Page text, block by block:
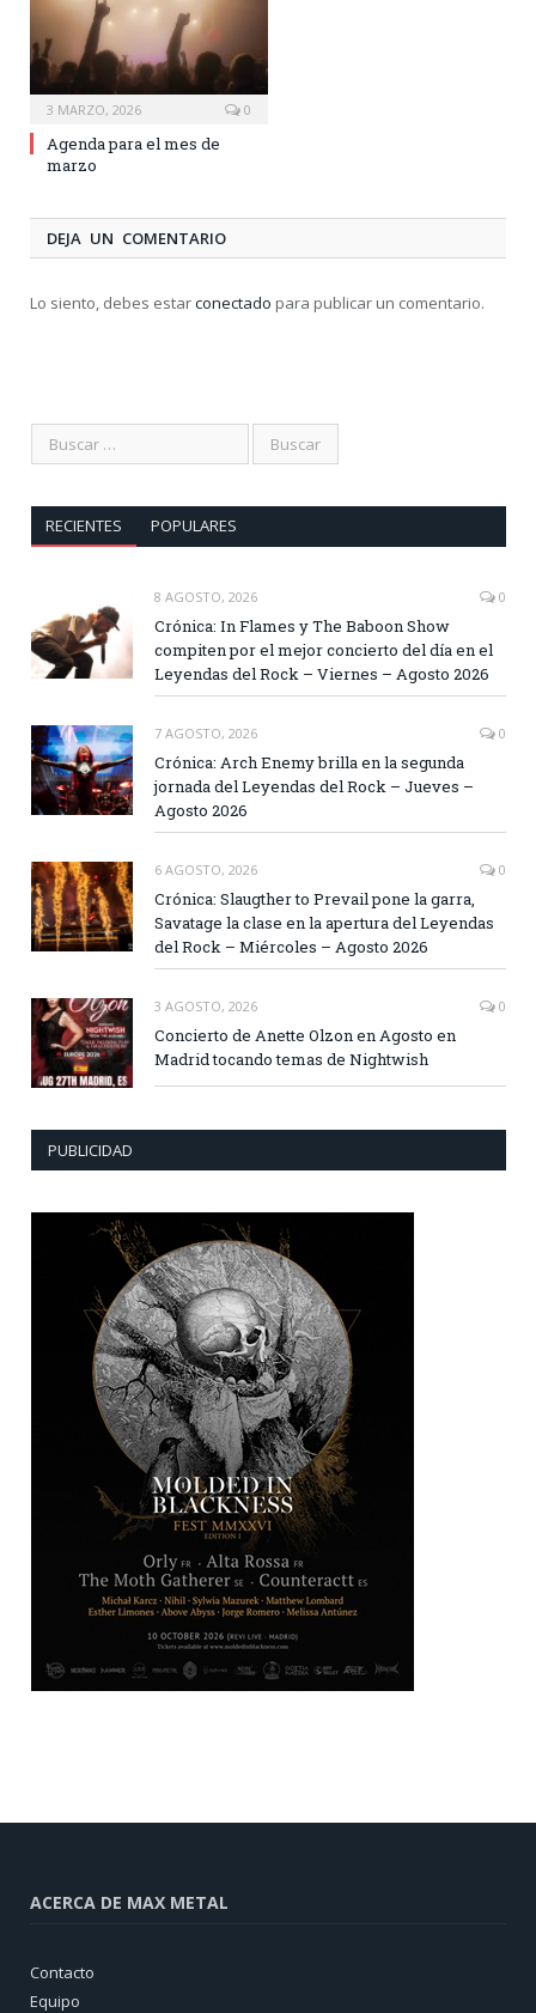
3 MARZO, 2026 0
Agenda para el mes de
marzo
DEJA UN COMENTARIO
Lo siento, debes estarconectado para publicar un comentario.
RECIENTES POPULARES
8 AGOSTO, 2026 0
Crónica: In Flames y The Baboon Show
compiten por el mejor concierto del día en el
Leyendas del Rock – Viernes – Agosto 2026
7 AGOSTO, 2026 0
Crónica: Arch Enemy brilla en la segunda
jornada del Leyendas del Rock – Jueves –
Agosto 2026
6 AGOSTO, 2026 0
Crónica: Slaugther to Prevail pone la garra,
Savatage la clase en la apertura del Leyendas
del Rock – Miércoles – Agosto 2026
3 AGOSTO, 2026 0
Concierto de Anette Olzon en Agosto en
Madrid tocando temas de Nightwish
PUBLICIDAD
ACERCA DE MAX METAL
Contacto
Equipo